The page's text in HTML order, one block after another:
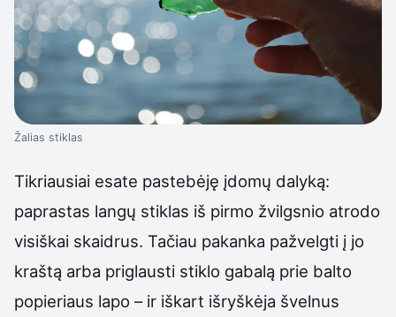
Žalias stiklas
Tikriausiai esate pastebėję įdomų dalyką:
paprastas langų stiklas iš pirmo žvilgsnio atrodo
visiškai skaidrus. Tačiau pakanka pažvelgti į jo
kraštą arba priglausti stiklo gabalą prie balto
popieriaus lapo – ir iškart išryškėja švelnus